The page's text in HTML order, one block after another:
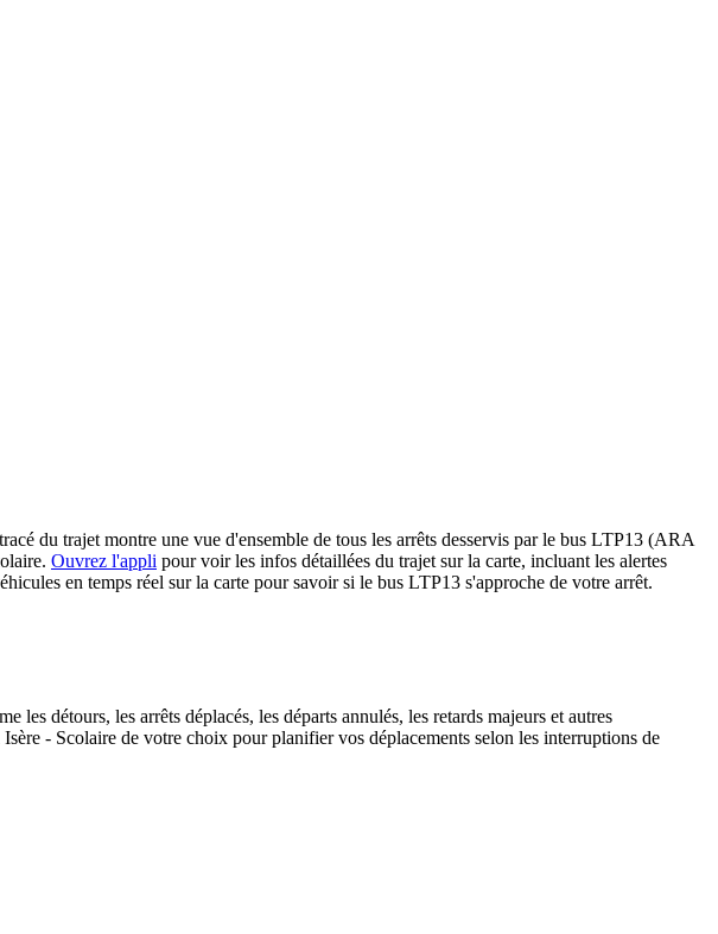
du trajet montre une vue d'ensemble de tous les arrêts desservis par le bus LTP13 (ARA
Ouvrez l'appli pour voir les infos détaillées du trajet sur la carte, incluant les alertes
en temps réel sur la carte pour savoir si le bus LTP13 s'approche de votre arrêt.
détours, les arrêts déplacés, les départs annulés, les retards majeurs et autres
- Scolaire de votre choix pour planifier vos déplacements selon les interruptions de